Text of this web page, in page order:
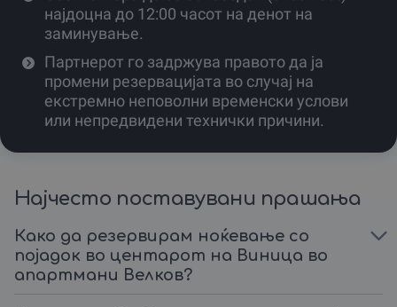
Купи ваучер за себе или изненади ги твоите најблиски
со подарок кој вреди повеќе од било кој предмет –
време поминато во уживање и спокој.
најдоцна до 12:00 часот на денот на
заминување.
Партнерот го задржува правото да ја
промени резервацијата во случај на
екстремно неповолни временски услови
или непредвидени технички причини.
Најчесто поставувани прашања
Како да резервирам ноќевање со
појадок во центарот на Виница во
апартмани Велков?